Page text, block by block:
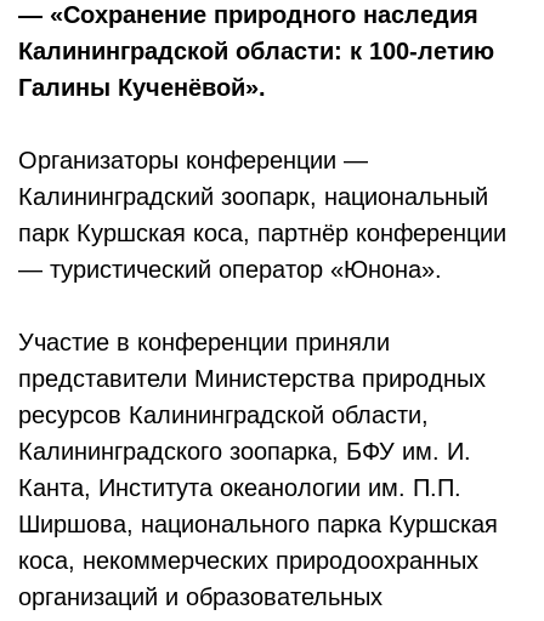
— «Сохранение природного наследия
Калининградской области: к 100-летию
Галины Кученёвой».
Организаторы конференции —
Калининградский зоопарк, национальный
парк Куршская коса, партнёр конференции
— туристический оператор «Юнона».
Участие в конференции приняли
представители Министерства природных
ресурсов Калининградской области,
Калининградского зоопарка, БФУ им. И.
Канта, Института океанологии им. П.П.
Ширшова, национального парка Куршская
коса, некоммерческих природоохранных
организаций и образовательных